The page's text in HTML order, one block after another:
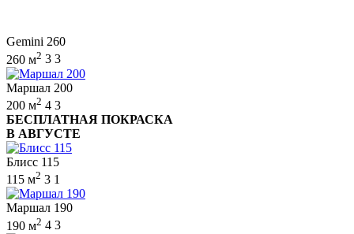
Gemini 260
260 м2 3 3
Маршал 200
200 м2 4 3
БЕСПЛАТНАЯ ПОКРАСКА
В АВГУСТЕ
Блисс 115
115 м2 3 1
Маршал 190
190 м2 4 3